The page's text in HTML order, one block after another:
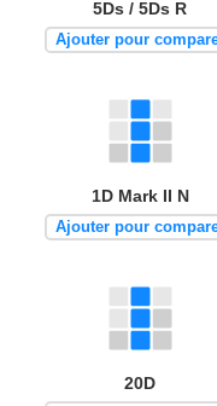
5Ds / 5Ds R
Ajouter pour
1D Mark II N
Ajouter pour
20D